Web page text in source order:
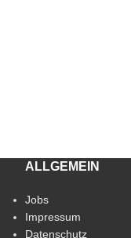
ALLGEMEIN
Jobs
Impressum
Datenschutz